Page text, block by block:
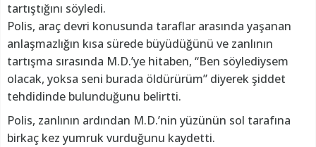
tartıştığını söyledi.
Polis, araç devri konusunda taraflar arasında yaşanan
anlaşmazlığın kısa sürede büyüdüğünü ve zanlının
tartışma sırasında M.D.’ye hitaben, “Ben söylediysem
olacak, yoksa seni burada öldürürüm” diyerek şiddet
tehdidinde bulunduğunu belirtti.
Polis, zanlının ardından M.D.’nin yüzünün sol tarafına
birkaç kez yumruk vurduğunu kaydetti.